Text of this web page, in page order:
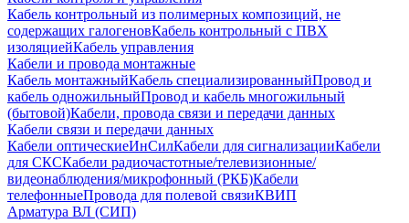
Кабель контрольный из полимерных композиций, не
содержащих галогеновКабель контрольный с ПВХ
изоляциейКабель управления
Кабели и провода монтажные
Кабель монтажныйКабель специализированныйПровод и
кабель одножильныйПровод и кабель многожильный
(бытовой)Кабели, провода связи и передачи данных
Кабели связи и передачи данных
Кабели оптическиеИнСилКабели для сигнализацииКабели
для СКСКабели радиочастотные/телевизионные/
видеонаблюдения/микрофонный (РКБ)Кабели
телефонныеПровода для полевой связиКВИП
Арматура ВЛ (СИП)